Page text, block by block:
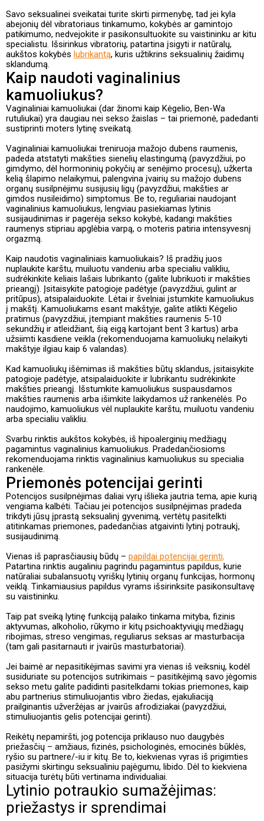
Savo seksualinei sveikatai turite skirti pirmenybę, tad jei kyla
abejonių dėl vibratoriaus tinkamumo, kokybės ar gamintojo
patikimumo, nedvejokite ir pasikonsultuokite su vaistininku ar kitu
specialistu. Išsirinkus vibratorių, patartina įsigyti ir natūralų,
aukštos kokybės lubrikantą, kuris užtikrins seksualinių žaidimų
sklandumą.
Kaip naudoti vaginalinius
kamuoliukus?
Vaginaliniai kamuoliukai (dar žinomi kaip Kėgelio, Ben-Wa
rutuliukai) yra daugiau nei sekso žaislas – tai priemonė, padedanti
sustiprinti moters lytinę sveikatą.
Vaginaliniai kamuoliukai treniruoja mažojo dubens raumenis,
padeda atstatyti makšties sienelių elastingumą (pavyzdžiui, po
gimdymo, dėl hormoninių pokyčių ar senėjimo procesų), užkerta
kelią šlapimo nelaikymui, palengvina įvairių su mažojo dubens
organų susilpnėjimu susijusių ligų (pavyzdžiui, makšties ar
gimdos nusileidimo) simptomus. Be to, reguliariai naudojant
vaginalinius kamuoliukus, lengviau pasiekiamas lytinis
susijaudinimas ir pagerėja sekso kokybė, kadangi makšties
raumenys stipriau apglėbia varpą, o moteris patiria intensyvesnį
orgazmą.
Kaip naudotis vaginaliniais kamuoliukais? Iš pradžių juos
nuplaukite karštu, muiluotu vandeniu arba specialiu valikliu,
sudrėkinkite keliais lašais lubrikanto (galite lubrikuoti ir makšties
prieangį). Įsitaisykite patogioje padėtyje (pavyzdžiui, gulint ar
pritūpus), atsipalaiduokite. Lėtai ir švelniai įstumkite kamuoliukus
į makštį. Kamuoliukams esant makštyje, galite atlikti Kėgelio
pratimus (pavyzdžiui, įtempiant makšties raumenis 5-10
sekundžių ir atleidžiant, šią eigą kartojant bent 3 kartus) arba
užsiimti kasdiene veikla (rekomenduojama kamuoliukų nelaikyti
makštyje ilgiau kaip 6 valandas).
Kad kamuoliukų išėmimas iš makšties būtų sklandus, įsitaisykite
patogioje padėtyje, atsipalaiduokite ir lubrikantu sudrėkinkite
makšties prieangį. Išstumkite kamuoliukus suspausdamos
makšties raumenis arba išimkite laikydamos už rankenėlės. Po
naudojimo, kamuoliukus vėl nuplaukite karštu, muiluotu vandeniu
arba specialiu valikliu.
Svarbu rinktis aukštos kokybės, iš hipoalerginių medžiagų
pagamintus vaginalinius kamuoliukus. Pradedančiosioms
rekomenduojama rinktis vaginalinius kamuoliukus su specialia
rankenėle.
Priemonės potencijai gerinti
Potencijos susilpnėjimas daliai vyrų išlieka jautria tema, apie kurią
vengiama kalbėti. Tačiau jei potencijos susilpnėjimas pradeda
trikdyti jūsų įprastą seksualinį gyvenimą, vertėtų pasitelkti
atitinkamas priemones, padedančias atgaivinti lytinį potraukį,
susijaudinimą.
Vienas iš paprasčiausių būdų – papildai potencijai gerinti.
Patartina rinktis augaliniu pagrindu pagamintus papildus, kurie
natūraliai subalansuotų vyriškų lytinių organų funkcijas, hormonų
veiklą. Tinkamiausius papildus vyrams išsirinksite pasikonsultavę
su vaistininku.
Taip pat sveiką lytinę funkciją palaiko tinkama mityba, fizinis
aktyvumas, alkoholio, rūkymo ir kitų psichoaktyviųjų medžiagų
ribojimas, streso vengimas, reguliarus seksas ar masturbacija
(tam gali pasitarnauti ir įvairūs masturbatoriai).
Jei baimė ar nepasitikėjimas savimi yra vienas iš veiksnių, kodėl
susiduriate su potencijos sutrikimais – pasitikėjimą savo jėgomis
sekso metu galite padidinti pasitelkdami tokias priemones, kaip
abu partnerius stimuliuojantis vibro žiedas, ejakuliaciją
prailginantis užveržėjas ar įvairūs afrodiziakai (pavyzdžiui,
stimuliuojantis gelis potencijai gerinti).
Reikėtų nepamiršti, jog potencija priklauso nuo daugybės
priežasčių – amžiaus, fizinės, psichologinės, emocinės būklės,
ryšio su partnere/-iu ir kitų. Be to, kiekvienas vyras iš prigimties
pasižymi skirtingu seksualiniu pajėgumu, libido. Dėl to kiekviena
situacija turėtų būti vertinama individualiai.
Lytinio potraukio sumažėjimas:
priežastys ir sprendimai